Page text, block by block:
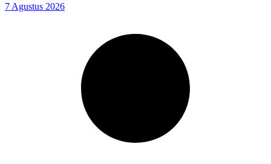
7 Agustus 2026